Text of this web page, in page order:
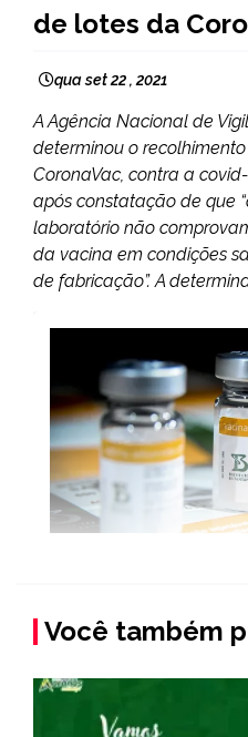
de lotes da
qua set 22 , 2021
A Agência Nacional de
determinou o
CoronaVac, contra a
após constatação de que
laboratório não
da vacina em condições
de fabricação”. A
Você também